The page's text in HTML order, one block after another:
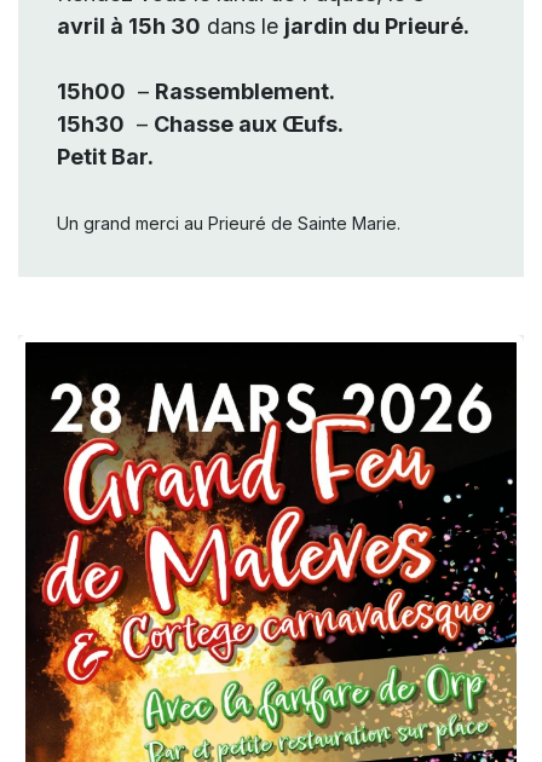
avril à 15h 30 dans le jardin du Prieuré.
15h00 – Rassemblement.
15h30 – Chasse aux Œufs.
Petit Bar.
Un grand merci au Prieuré de Sainte Marie.